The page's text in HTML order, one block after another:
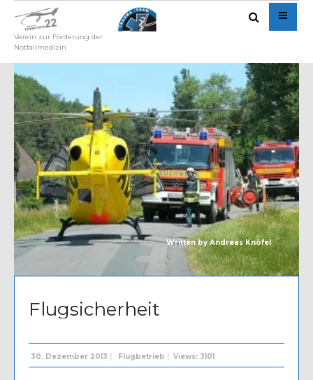
Verein zur Förderung der
Notfallmedizin
Written byAndreas Knöfel
Flugsicherheit
30. Dezember 2013 Flugbetrieb Views: 3101